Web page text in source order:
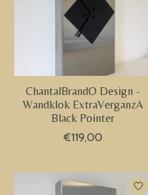
ChantalBrandO Design -
Wandklok ExtraVerganzA
Black Pointer
€119,00